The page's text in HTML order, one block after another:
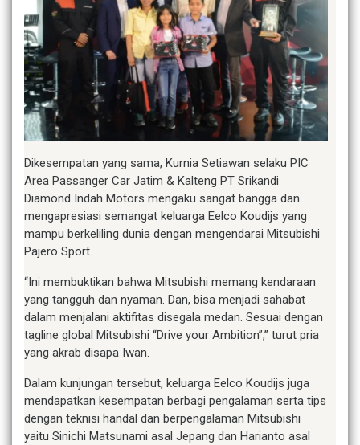
Dikesempatan yang sama, Kurnia Setiawan selaku PIC
Area Passanger Car Jatim & Kalteng PT Srikandi
Diamond Indah Motors mengaku sangat bangga dan
mengapresiasi semangat keluarga Eelco Koudijs yang
mampu berkeliling dunia dengan mengendarai Mitsubishi
Pajero Sport.
“Ini membuktikan bahwa Mitsubishi memang kendaraan
yang tangguh dan nyaman. Dan, bisa menjadi sahabat
dalam menjalani aktifitas disegala medan. Sesuai dengan
tagline global Mitsubishi “Drive your Ambition”,” turut pria
yang akrab disapa Iwan.
Dalam kunjungan tersebut, keluarga Eelco Koudijs juga
mendapatkan kesempatan berbagi pengalaman serta tips
dengan teknisi handal dan berpengalaman Mitsubishi
yaitu Sinichi Matsunami asal Jepang dan Harianto asal